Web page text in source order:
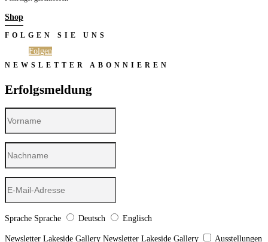
Shop
FOLGEN SIE UNS
Folgen
NEWSLETTER ABONNIEREN
Erfolgsmeldung
Sprache Sprache Deutsch Englisch
Newsletter Lakeside Gallery Newsletter Lakeside Gallery
Ausstellungen